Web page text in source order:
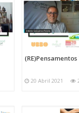
(RE)Pensamentos
20 Abril 2021